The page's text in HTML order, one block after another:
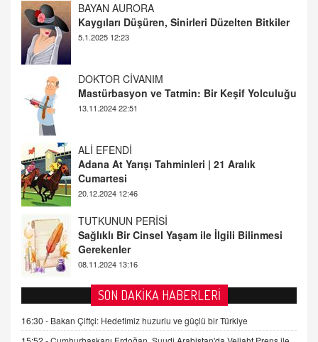
BAYAN AURORA
Kaygıları Düşüren, Sinirleri Düzelten Bitkiler
5.1.2025 12:23
DOKTOR CİVANIM
Mastürbasyon ve Tatmin: Bir Keşif Yolculuğu
13.11.2024 22:51
ALİ EFENDİ
Adana At Yarışı Tahminleri | 21 Aralık
Cumartesi
20.12.2024 12:46
TUTKUNUN PERİSİ
Sağlıklı Bir Cinsel Yaşam ile İlgili Bilinmesi
Gerekenler
08.11.2024 13:16
FARUK ÖNALAN
Tezkere Onaylanmasaydı…
2 Kasım 2021 Salı 00:11
SON DAKİKA HABERLERİ
16:30 - Bakan Çiftçi: Hedefimiz huzurlu ve güçlü bir Türkiye